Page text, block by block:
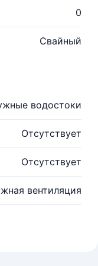
0
Свайный
водостоки
Отсутствует
Отсутствует
вентиляция